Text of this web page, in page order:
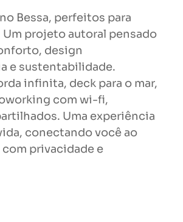
Bessa, perfeitos para
Um projeto autoral pensado
design
e sustentabilidade.
infinita, deck para o mar,
com wi-fi,
Uma experiência
conectando você ao
com privacidade e